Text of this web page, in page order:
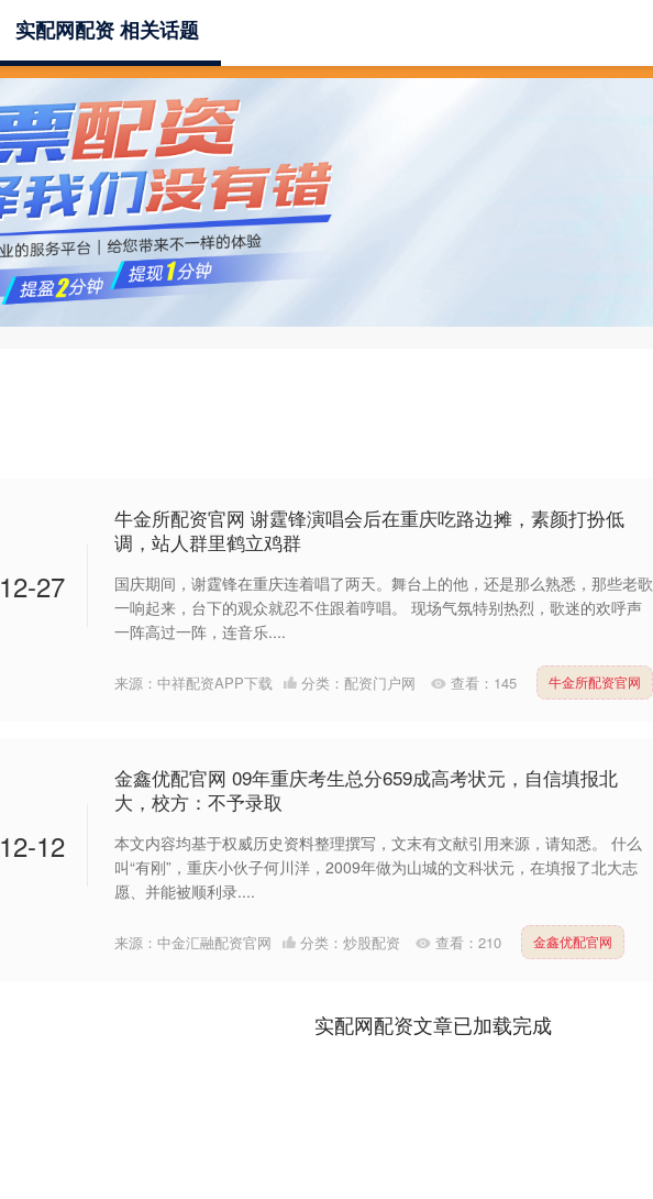
实配网配资 配资门户网
实配网配资 相关话题
12-27
牛金所配资官网 谢霆锋演唱会后在重庆吃路边摊，素颜打扮低
调，站人群里鹤立鸡群
国庆期间，谢霆锋在重庆连着唱了两天。舞台上的他，还是那么熟悉，那些老歌
一响起来，台下的观众就忍不住跟着哼唱。 现场气氛特别热烈，歌迷的欢呼声
一阵高过一阵，连音乐....
来源：中祥配资APP下载 分类： 配资门户网 查看： 145 牛金所配资官网
12-12
金鑫优配官网 09年重庆考生总分659成高考状元，自信填报北
大，校方：不予录取
本文内容均基于权威历史资料整理撰写，文末有文献引用来源，请知悉。 什么
叫“有刚”，重庆小伙子何川洋，2009年做为山城的文科状元，在填报了北大志
愿、并能被顺利录....
来源：中金汇融配资官网 分类： 炒股配资 查看： 210 金鑫优配官网
实配网配资文章已加载完成